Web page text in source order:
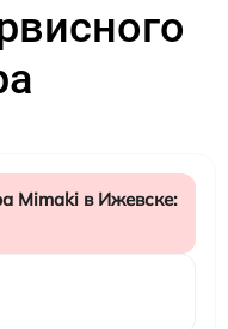
Mimaki в Ижевске: